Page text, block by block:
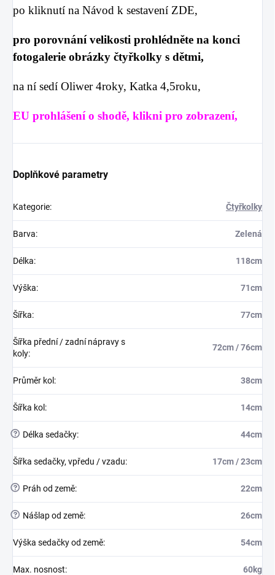
po kliknutí na Návod k sestavení ZDE,
pro porovnání velikosti prohlédněte na konci
fotogalerie obrázky čtyřkolky s dětmi,
na ní sedí Oliwer 4roky, Katka 4,5roku,
EU prohlášení o shodě, klikni pro zobrazení,
Doplňkové parametry
Kategorie: Čtyřkolky
Barva: Zelená
Délka: 118cm
Výška: 71cm
Šířka: 77cm
Šířka přední / zadní nápravy s
koly:
72cm / 76cm
Průměr kol : 38cm
Šířka kol : 14cm
? Délka sedačky: 44cm
Šířka sedačky, vpředu / vzadu: 17cm / 23cm
? Práh od země: 22cm
? Nášlap od země: 26cm
Výška sedačky od země: 54cm
Max. nosnost: 60kg